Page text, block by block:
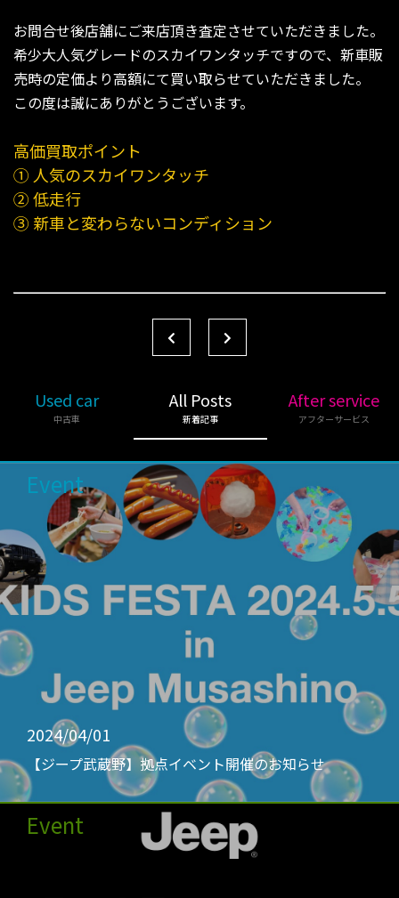
お問合せ後店舗にご来店頂き査定させていただきました。
希少大人気グレードのスカイワンタッチですので、新車販
売時の定価より高額にて買い取らせていただきました。
この度は誠にありがとうございます。
高価買取ポイント
① 人気のスカイワンタッチ
② 低走行
③ 新車と変わらないコンディション
Used car
中古車
All Posts
新着記事
After service
アフターサービス
Event
2024/04/01
【ジープ武蔵野】拠点イベント開催のお知らせ
Event